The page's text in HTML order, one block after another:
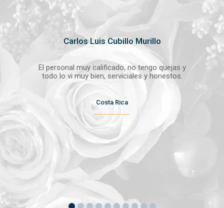
Carlos Luis Cubillo Murillo
El personal muy calificado, no tengo quejas y
todo lo vi muy bien, serviciales y honestos.
Costa Rica